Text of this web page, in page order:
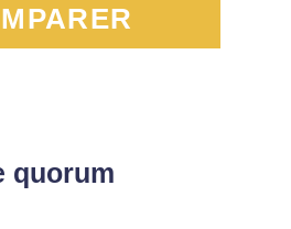
quorum